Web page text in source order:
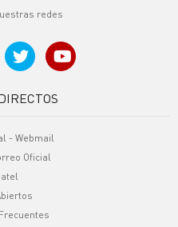
redes
- Webmail
Oficial